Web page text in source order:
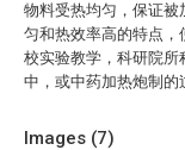
物料受热均匀，保证被
匀和热效率高的特点
校实验教学，科研院所
中，或中药加热炮制的
Images (7)